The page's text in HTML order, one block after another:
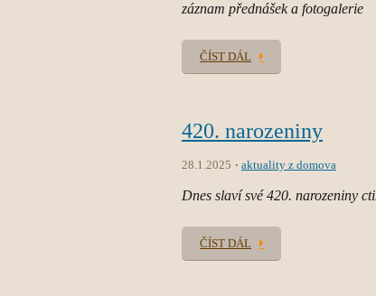
záznam přednášek a fotogalerie
ČÍST DÁL
420. narozeniny
28.1.2025 aktuality z domova
Dnes slaví své 420. narozeniny
ČÍST DÁL